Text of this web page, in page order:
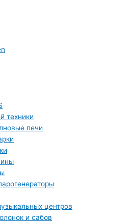
техники
печи
центров
и сабов